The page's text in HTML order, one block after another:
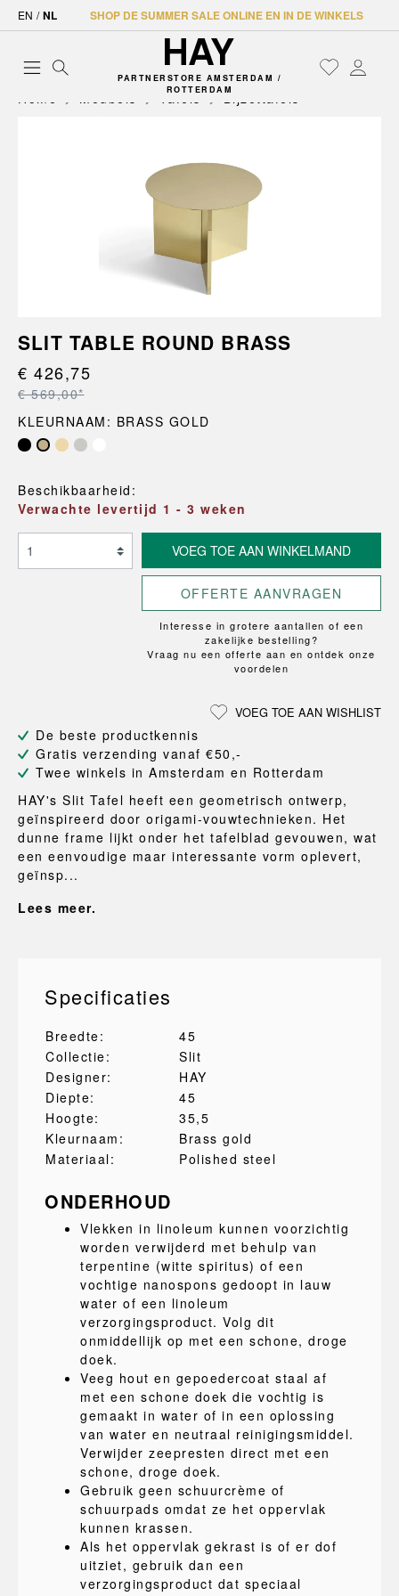
EN / NL SHOP DE SUMMER SALE ONLINE EN IN DE WINKELS
PARTNERSTORE AMSTERDAM /
ROTTERDAM
Home Meubels Tafels Bijzettafels
SLIT TABLE ROUND BRASS
€ 426,75
€ 569,00*
KLEURNAAM: BRASS GOLD
Beschikbaarheid:
Verwachte levertijd 1 - 3 weken
VOEG TOE AAN WINKELMAND
OFFERTE AANVRAGEN
Interesse in grotere aantallen of een
zakelijke bestelling?
Vraag nu een offerte aan en ontdek onze
voordelen
VOEG TOE AAN WISHLIST
De beste productkennis
Gratis verzending vanaf €50,-
Twee winkels in Amsterdam en Rotterdam
HAY's Slit Tafel heeft een geometrisch ontwerp,
geïnspireerd door origami-vouwtechnieken. Het
dunne frame lijkt onder het tafelblad gevouwen, wat
een eenvoudige maar interessante vorm oplevert,
geïnsp...
Lees meer.
Specificaties
Breedte:
45
Collectie:
Slit
Designer:
HAY
Diepte:
45
Hoogte:
35,5
Kleurnaam:
Brass gold
Materiaal:
Polished steel
ONDERHOUD
Vlekken in linoleum kunnen voorzichtig
worden verwijderd met behulp van
terpentine (witte spiritus) of een
vochtige nanospons gedoopt in lauw
water of een linoleum
verzorgingsproduct. Volg dit
onmiddellijk op met een schone, droge
doek.
Veeg hout en gepoedercoat staal af
met een schone doek die vochtig is
gemaakt in water of in een oplossing
van water en neutraal reinigingsmiddel.
Verwijder zeepresten direct met een
schone, droge doek.
Gebruik geen schuurcrème of
schuurpads omdat ze het oppervlak
kunnen krassen.
Als het oppervlak gekrast is of er dof
uitziet, gebruik dan een
verzorgingsproduct dat speciaal